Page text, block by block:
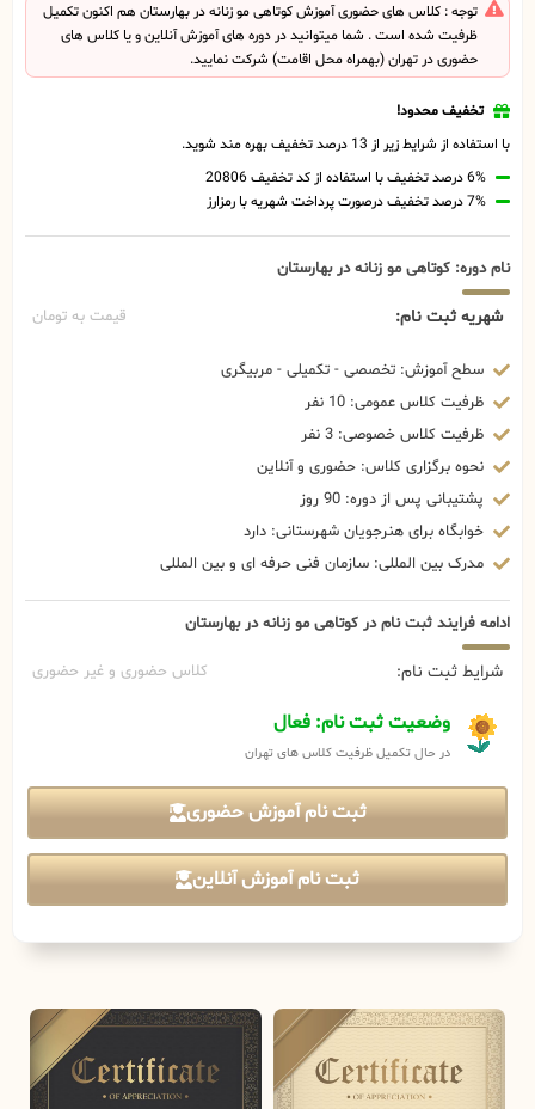
توجه : کلاس های حضوری آموزش کوتاهی مو زنانه در بهارستان هم اکنون تکمیل
ظرفیت شده است . شما میتوانید در دوره های آموزش آنلاین و یا کلاس های
حضوری در تهران (بهمراه محل اقامت) شرکت نمایید.
تخفیف محدود!
با استفاده از شرایط زیر از 13 درصد تخفیف بهره مند شوید.
6% درصد تخفیف با استفاده از کد تخفیف 20806
7% درصد تخفیف درصورت پرداخت شهریه با رمزارز
نام دوره: کوتاهی مو زنانه در بهارستان
شهریه ثبت نام: قیمت به تومان
سطح آموزش: تخصصی - تکمیلی - مربیگری
ظرفیت کلاس عمومی: 10 نفر
ظرفیت کلاس خصوصی: 3 نفر
نحوه برگزاری کلاس: حضوری و آنلاین
پشتیبانی پس از دوره: 90 روز
خوابگاه برای هنرجویان شهرستانی: دارد
مدرک بین المللی: سازمان فنی حرفه ای و بین المللی
ادامه فرایند ثبت نام در کوتاهی مو زنانه در بهارستان
شرایط ثبت نام: کلاس حضوری و غیر حضوری
وضعیت ثبت نام: فعال
در حال تکمیل ظرفیت کلاس های تهران
ثبت نام آموزش حضوری
ثبت نام آموزش آنلاین